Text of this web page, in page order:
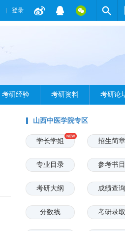
登录
考研经验 考研资料 考研论
山西中医学院专区
学长学姐 招生简章
专业目录 参考书目
考研大纲 成绩查询
分数线 考研录取